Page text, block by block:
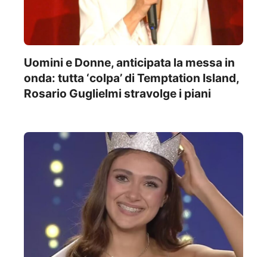
Uomini e Donne, anticipata la messa in
onda: tutta ‘colpa’ di Temptation Island,
Rosario Guglielmi stravolge i piani